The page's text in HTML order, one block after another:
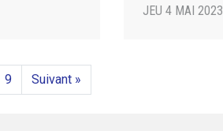
JEU 4 MAI 2023
9 Suivant »